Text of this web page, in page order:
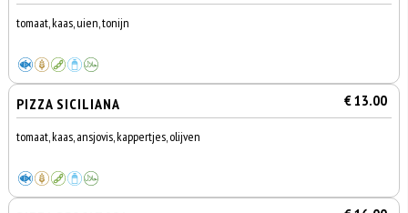
tomaat, kaas, uien, tonijn
PIZZA SICILIANA € 13.00
tomaat, kaas, ansjovis, kappertjes, olijven